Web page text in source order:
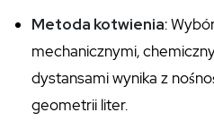
Metoda kotwienia:
mechanicznymi,
dystansami wynika z
geometrii liter.